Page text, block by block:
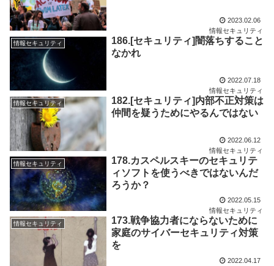
2023.02.06
情報セキュリティ
情報セキュリティ
186.[セキュリティ]闇落ちすること
なかれ
2022.07.18
情報セキュリティ
情報セキュリティ
182.[セキュリティ]内部不正対策は
仲間を疑うためにやるんではない
2022.06.12
情報セキュリティ
情報セキュリティ
178.カスペルスキーのセキュリテ
ィソフトを使うべきではないんだ
ろうか？
2022.05.15
情報セキュリティ
情報セキュリティ
173.戦争協力者にならないために
家庭のサイバーセキュリティ対策
を
2022.04.17